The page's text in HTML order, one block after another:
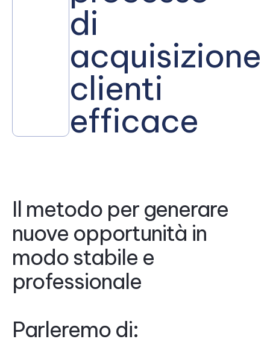
di
acquisizione
clienti
efficace
Il metodo per generare
nuove opportunità in
modo stabile e
professionale
Parleremo di: